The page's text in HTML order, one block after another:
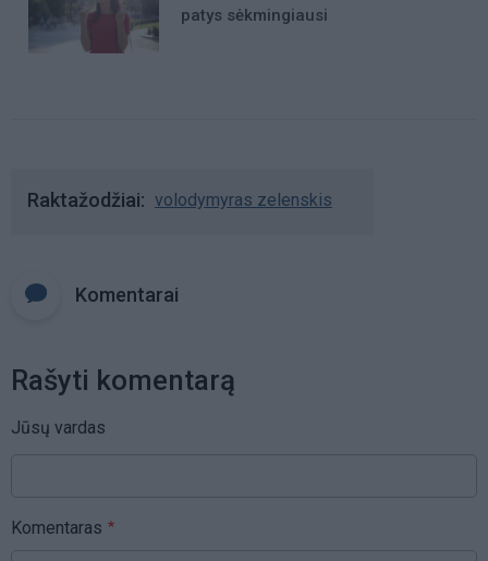
patys sėkmingiausi
Raktažodžiai volodymyras zelenskis
Komentarai
Rašyti komentarą
Jūsų vardas
Komentaras